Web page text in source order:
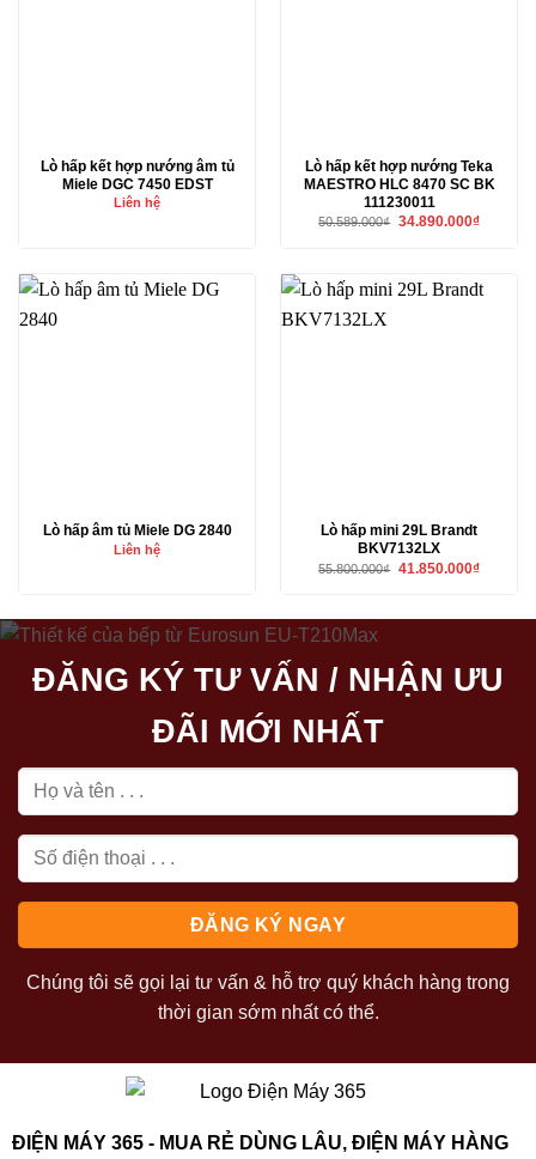
Lò hấp kết hợp nướng âm tủ
Miele DGC 7450 EDST
Liên hệ
Lò hấp kết hợp nướng Teka
MAESTRO HLC 8470 SC BK
111230011
50.589.000₫ Giá
34.890.000₫Giá
Lò hấp âm tủ Miele DG 2840
Liên hệ
Lò hấp mini 29L Brandt
BKV7132LX
55.800.000₫ Giá
41.850.000₫Giá
ĐĂNG KÝ TƯ VẤN / NHẬN ƯU
ĐÃI MỚI NHẤT
Chúng tôi sẽ gọi lại tư vấn & hỗ trợ quý khách hàng trong
thời gian sớm nhất có thể.
ĐIỆN MÁY 365 - MUA RẺ DÙNG LÂU, ĐIỆN MÁY HÀNG